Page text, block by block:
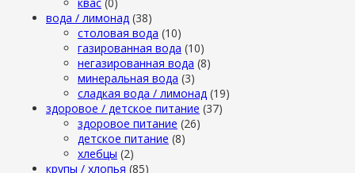
вода / лимонад (38)
столовая вода (10)
газированная вода (10)
негазированная вода (8)
минеральная вода (3)
сладкая вода / лимонад (19)
здоровое / детское питание (37)
здоровое питание (26)
детское питание (8)
хлебцы (2)
крупы / хлопья (85)